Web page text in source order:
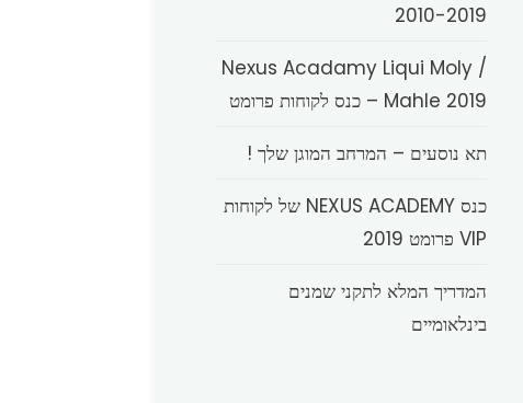
2010-2019
Nexus Acadamy Liqui Moly /
Mahle 2019 – כנס לקוחות פרומט
תא נוסעים – המרחב המוגן שלך !
כנס NEXUS ACADEMY של לקוחות
VIP פרומט 2019
המדריך המלא לתקני שמנים
בינלאומיים